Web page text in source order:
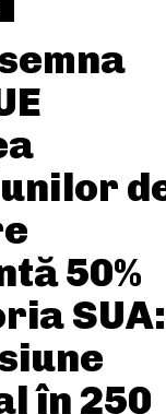
50%
SUA:
în 250